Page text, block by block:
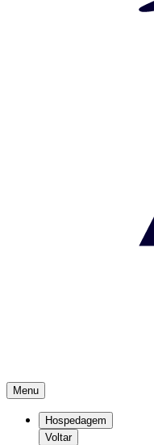
Menu
Hospedagem
Voltar